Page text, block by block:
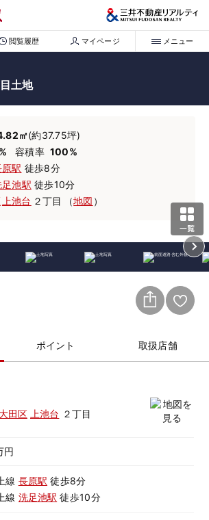
閲覧履歴 マイページ メニュー
土地
㎡(約37.75坪)
容積率 100%
駅 徒歩8分
足池駅 徒歩10分
上池台 ２丁目 （地図 ）
ポイント 取扱店舗
大田区 上池台 ２丁目
円
線 長原駅 徒歩8分
線 洗足池駅 徒歩10分